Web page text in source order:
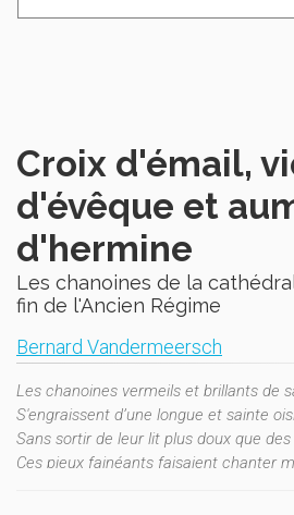
Croix d'émail,
d'évêque et
d'hermine
Les chanoines de la
fin de l'Ancien Régime
Bernard Vandermeersch
Les chanoines vermeils et brillants de
S'engraissent d’une longue et sainte
Sans sortir de leur lit plus doux que
Ces pieux fainéants faisaient chanter